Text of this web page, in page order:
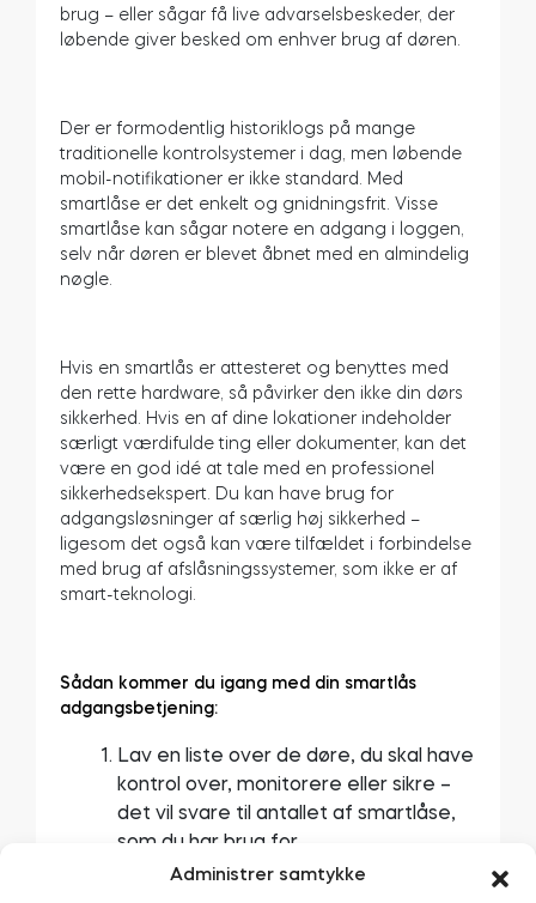
Administrer samtykke
brug – eller sågar få live advarselsbeskeder, der
løbende giver besked om enhver brug af døren.
Der er formodentlig historiklogs på mange
traditionelle kontrolsystemer i dag, men løbende
mobil-notifikationer er ikke standard. Med
smartlåse er det enkelt og gnidningsfrit. Visse
smartlåse kan sågar notere en adgang i loggen,
selv når døren er blevet åbnet med en almindelig
nøgle.
Hvis en smartlås er attesteret og benyttes med
den rette hardware, så påvirker den ikke din dørs
sikkerhed. Hvis en af dine lokationer indeholder
særligt værdifulde ting eller dokumenter, kan det
være en god idé at tale med en professionel
sikkerhedsekspert. Du kan have brug for
adgangsløsninger af særlig høj sikkerhed –
ligesom det også kan være tilfældet i forbindelse
med brug af afslåsningssystemer, som ikke er af
smart-teknologi.
Sådan kommer du igang med din smartlås
adgangsbetjening:
Lav en liste over de døre, du skal have
kontrol over, monitorere eller sikre –
det vil svare til antallet af smartlåse,
som du har brug for.
Find ud af om du har behov for at